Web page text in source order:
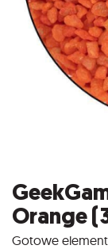
Orange
Gotowe